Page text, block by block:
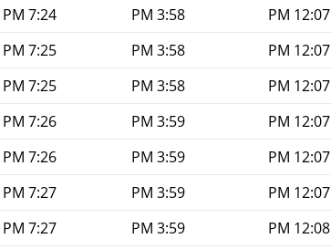
12:07 PM
3:58 PM
7:24 PM
12:07 PM
3:58 PM
7:25 PM
12:07 PM
3:58 PM
7:25 PM
12:07 PM
3:59 PM
7:26 PM
12:07 PM
3:59 PM
7:26 PM
12:07 PM
3:59 PM
7:27 PM
12:08 PM
3:59 PM
7:27 PM